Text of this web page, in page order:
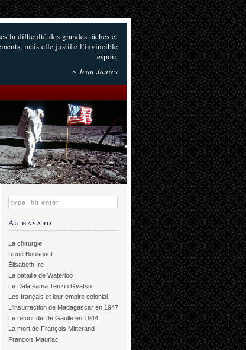
la difficulté des grandes tâches et
mais elle justifie l’invincible
espoir.
~ Jean Jaurès
Au hasard
La chirurgie
René Bousquet
Élisabeth Ire
La bataille de Waterloo
Le Dalaï-lama Tenzin Gyatso
Les français et leur empire colonial
L'insurrection de Madagascar en 1947
Le retour de De Gaulle en 1944
La mort de François Mitterand
François Mauriac